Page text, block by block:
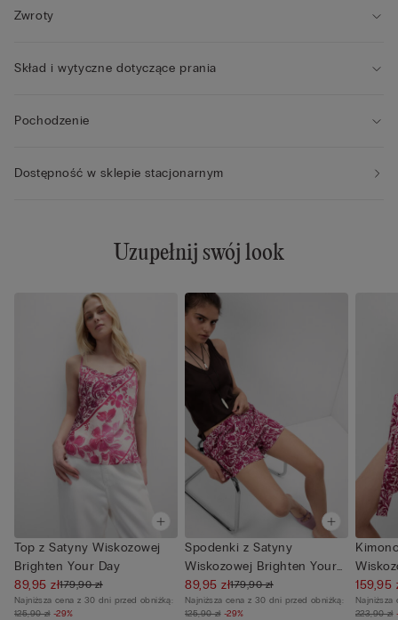
Zwroty
Skład i wytyczne dotyczące prania
Pochodzenie
Dostępność w sklepie stacjonarnym
Uzupełnij swój look
Top z Satyny Wiskozowej
Brighten Your Day
89,95 zł179,90 zł
Najniższa cena z 30 dni przed obniżką:
125,90 zł -29%
Spodenki z Satyny
Wiskozowej Brighten Your
Day
89,95 zł179,90 zł
Najniższa cena z 30 dni przed obniżką:
125,90 zł -29%
Day
159,95
223,90 zł